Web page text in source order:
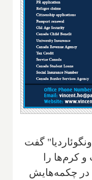
گفت
کرم‌ها را
در چکمه‌هایش